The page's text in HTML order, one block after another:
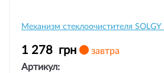
Механизм стеклоочистителя
1 278 грн
завтра
Артикул: